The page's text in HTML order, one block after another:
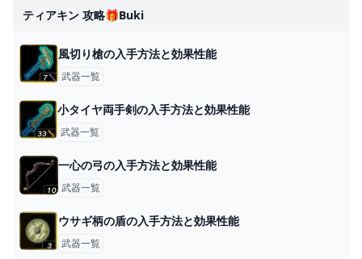
ティアキン 攻略🎁buki
風切り槍の入手方法と効果性能
武器一覧
小タイヤ両手剣の入手方法と効果性能
武器一覧
一心の弓の入手方法と効果性能
武器一覧
ウサギ柄の盾の入手方法と効果性能
武器一覧